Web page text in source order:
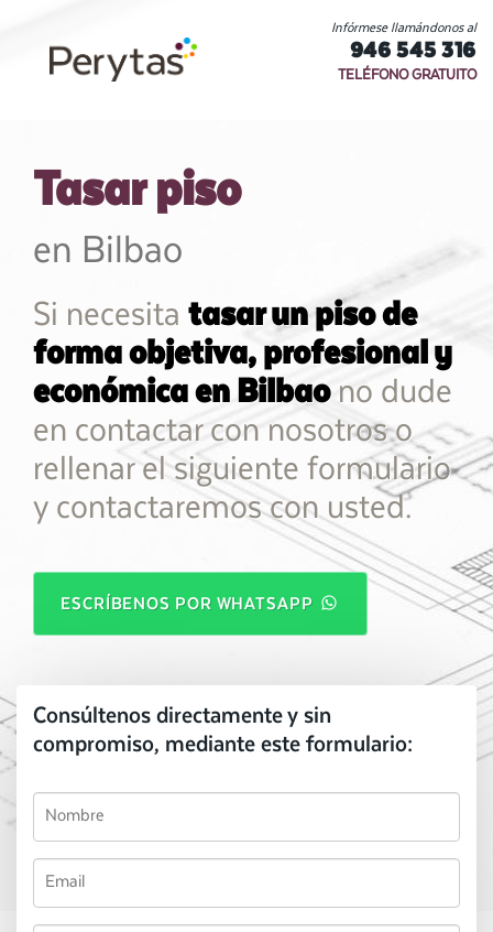
Infórmese llamándonos al
946 545 316
TELÉFONO GRATUITO
Tasar piso
en Bilbao
Si necesita tasar un piso de
forma objetiva, profesional y
económica en Bilbaono dude
en contactar con nosotros o
rellenar el siguiente formulario
y contactaremos con usted.
ESCRÍBENOS POR WHATSAPP
Consúltenos directamente y sin
compromiso, mediante este formulario: